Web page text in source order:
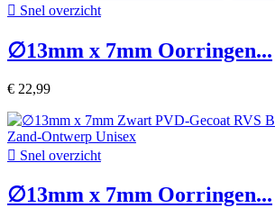
 Snel overzicht
∅13mm x 7mm Oorringen...
€ 22,99
 Snel overzicht
∅13mm x 7mm Oorringen...